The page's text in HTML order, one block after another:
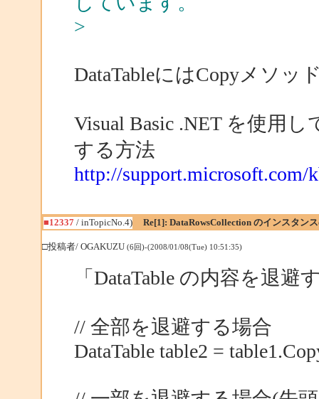
>
DataTableにはCopyメソッ
Visual Basic .NET を使用し
する方法
http://support.microsoft.com/
■12337/ inTopicNo.4) Re[1]: DataRowsCollection のインスタン
□投稿者/ OGAKUZU (6回)-(2008/01/08(Tue) 10:51:35)
「DataTable の内容を退
// 全部を退避する場合
DataTable table2 =